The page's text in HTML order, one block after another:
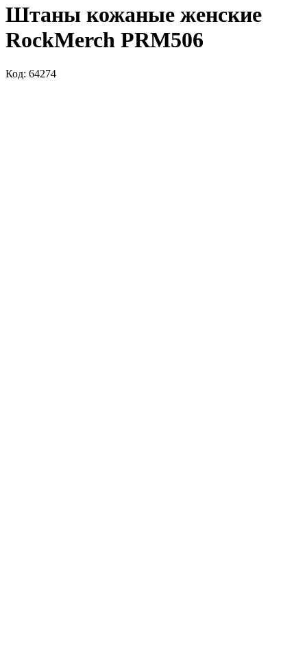
Штаны кожаные женские
RockMerch PRM506
Код: 64274